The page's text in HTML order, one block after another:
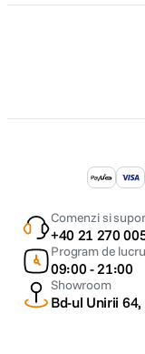
Comenzi si
+40 21 270
Program de lucru
09:00 - 21:00
Showroom
Bd-ul Unirii